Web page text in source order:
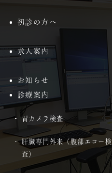
初診の方へ
求人案内
お知らせ
診療案内
胃カメラ検査
肝臓専門外来（腹部エコー検
査）